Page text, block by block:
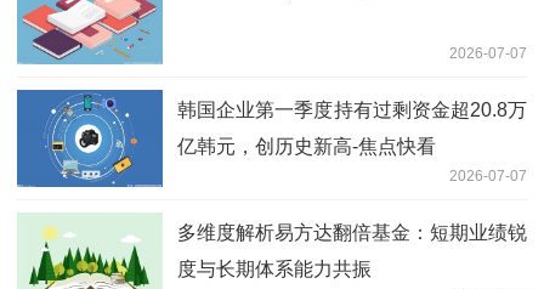
2026-07-07
韩国企业第一季度持有过剩资金超20.8万
亿韩元，创历史新高-焦点快看
2026-07-07
多维度解析易方达翻倍基金：短期业绩锐
度与长期体系能力共振